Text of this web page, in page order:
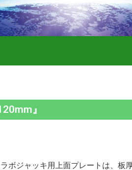
』
ボジャッキ用上面プレートは、板